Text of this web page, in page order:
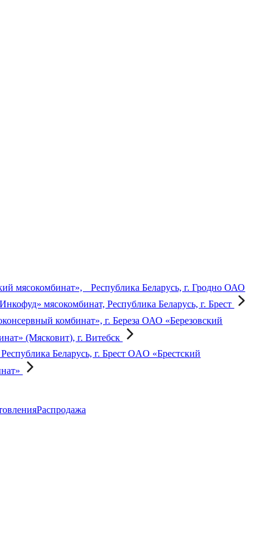
ОАО
мясокомбинат, Республика Беларусь, г. Брест
ОАО «Березовский
(Мясковит), г. Витебск
OAO «Брестский
Распродажа